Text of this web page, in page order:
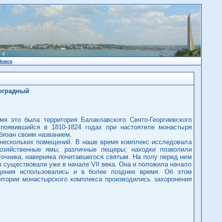
была территория Балаклавского Свято-Георгиевского
в 1810-1824 годах при настоятеле монастыря
своим названием.
помещений. В наше время комплекс исследовала
ямы, различные пещеры; находки позволили
наверняка почитавшегося святым. На полу перед ним
уже в начале VII века. Она и положила начало
использовались и в более позднее время. Об этом
монастырского комплекса производились захоронения